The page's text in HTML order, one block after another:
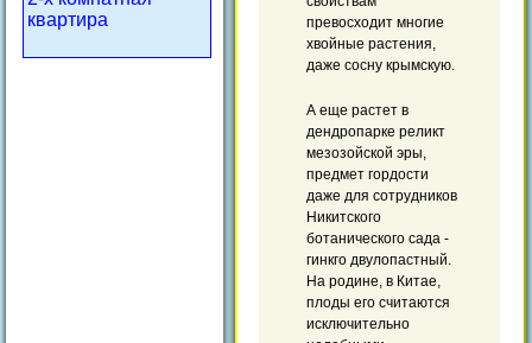
квартира
превосходит многие
хвойные растения,
даже сосну крымскую.
А еще растет в
дендропарке реликт
мезозойской эры,
предмет гордости
даже для сотрудников
Никитского
ботанического сада -
гинкго двулопастный.
На родине, в Китае,
плоды его считаются
исключительно